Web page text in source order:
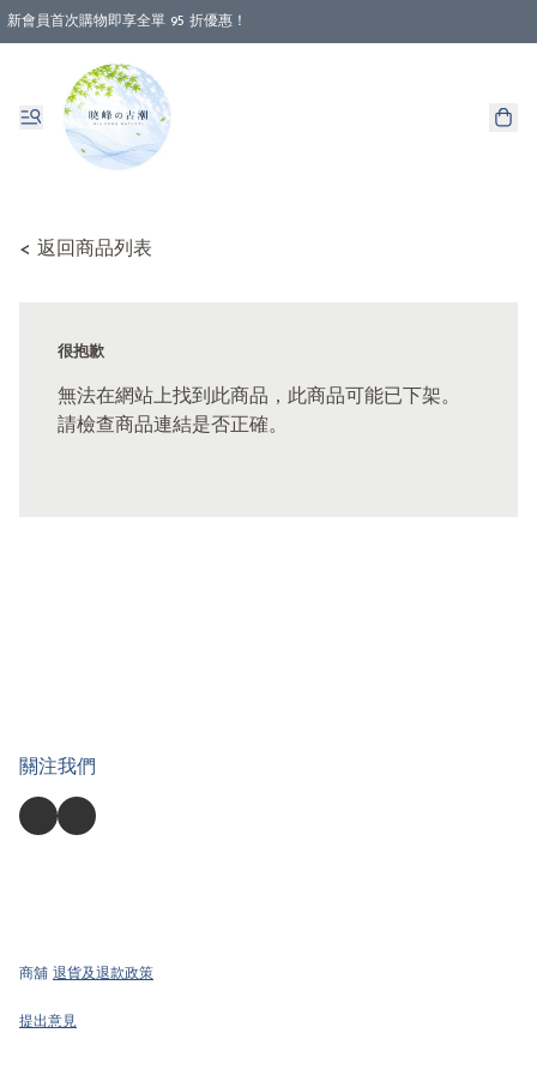
新會員首次購物即享全單 95 折優惠！
< 返回商品列表
很抱歉
無法在網站上找到此商品，此商品可能已下架。
請檢查商品連結是否正確。
關注我們
商舖 退貨及退款政策
提出意見